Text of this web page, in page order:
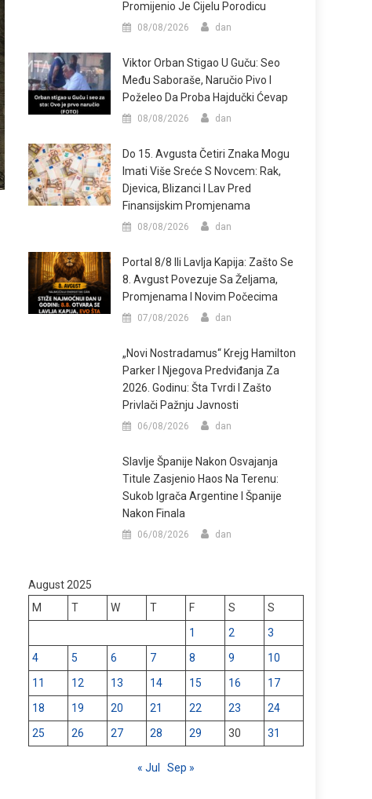
Promijenio Je Cijelu Porodicu
08/08/2026 dan
Viktor Orban Stigao U Guču: Seo
Među Saboraše, Naručio Pivo I
Poželeo Da Proba Hajdučki Ćevap
08/08/2026 dan
Do 15. Avgusta Četiri Znaka Mogu
Imati Više Sreće S Novcem: Rak,
Djevica, Blizanci I Lav Pred
Finansijskim Promjenama
08/08/2026 dan
Portal 8/8 Ili Lavlja Kapija: Zašto Se
8. Avgust Povezuje Sa Željama,
Promjenama I Novim Počecima
07/08/2026 dan
„Novi Nostradamus“ Krejg Hamilton
Parker I Njegova Predviđanja Za
2026. Godinu: Šta Tvrdi I Zašto
Privlači Pažnju Javnosti
06/08/2026 dan
Slavlje Španije Nakon Osvajanja
Titule Zasjenio Haos Na Terenu:
Sukob Igrača Argentine I Španije
Nakon Finala
06/08/2026 dan
August 2025
M
T W T F S
S
1
2
3
4
5 6 7 8 9
10
11
12 13 14 15 16
17
18
19 20 21 22 23
24
25
26 27 28 29 30 31
« Jul Sep »